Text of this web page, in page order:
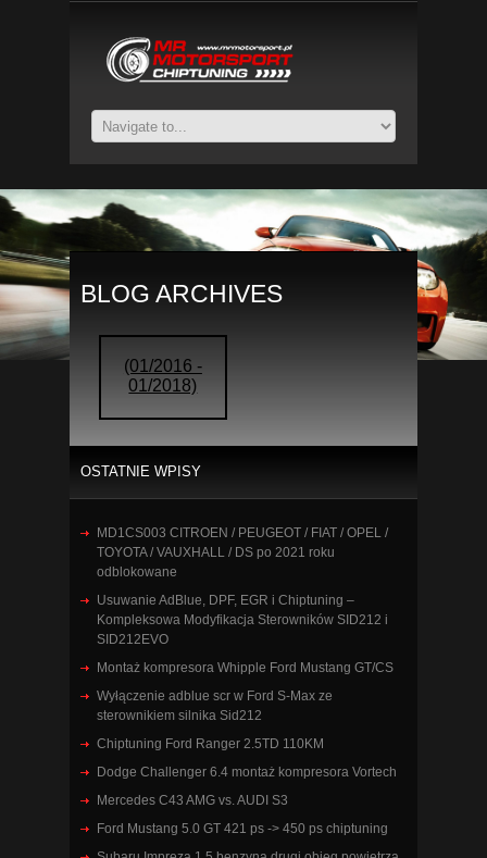
BLOG ARCHIVES
(01/2016 -
01/2018)
OSTATNIE WPISY
MD1CS003 CITROEN / PEUGEOT / FIAT / OPEL /
TOYOTA / VAUXHALL / DS po 2021 roku
odblokowane
Usuwanie AdBlue, DPF, EGR i Chiptuning –
Kompleksowa Modyfikacja Sterowników SID212 i
SID212EVO
Montaż kompresora Whipple Ford Mustang GT/CS
Wyłączenie adblue scr w Ford S-Max ze
sterownikiem silnika Sid212
Chiptuning Ford Ranger 2.5TD 110KM
Dodge Challenger 6.4 montaż kompresora Vortech
Mercedes C43 AMG vs. AUDI S3
Ford Mustang 5.0 GT 421 ps -> 450 ps chiptuning